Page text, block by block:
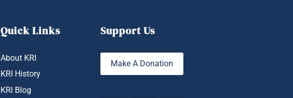
Quick Links
About KRI
KRI History
KRI Blog
Support Us
Make A Donation